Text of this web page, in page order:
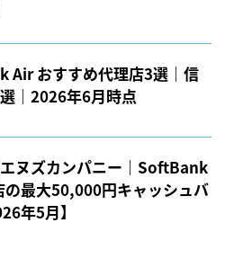
Air おすすめ代理店3選｜信
｜2026年6月時点
ヌズカンパニー｜SoftBank
最大50,000円キャッシュバ
年5月】